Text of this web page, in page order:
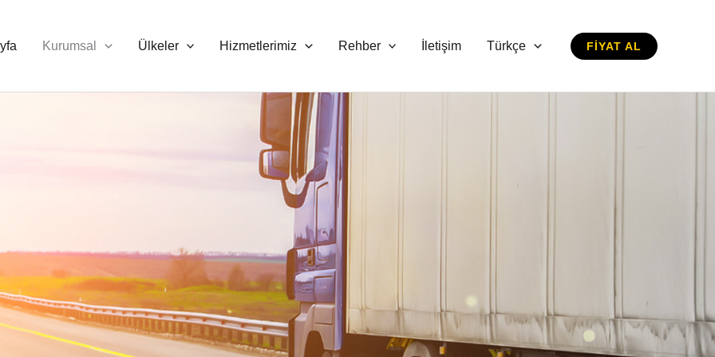
Kurumsal Ülkeler Hizmetlerimiz Rehber İletişim Türkçe FIYAT AL